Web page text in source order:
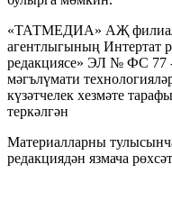
«ТАТМЕДИА» АҖ
агентлыгының Интертат
редакциясе» ЭЛ № ФС 77 -
мәгълүмати
күзәтчелек хезмәте
теркәлгән
Материалларны
редакциядән язмача